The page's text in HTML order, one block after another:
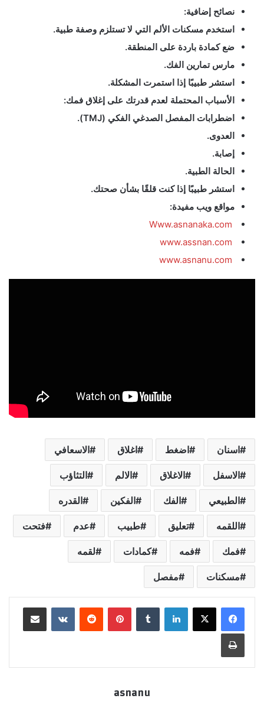
نصائح إضافية:
استخدم مسكنات الألم التي لا تستلزم وصفة طبية.
ضع كمادة باردة على المنطقة.
مارس تمارين الفك.
استشر طبيبًا إذا استمرت المشكلة.
الأسباب المحتملة لعدم قدرتك على إغلاق فمك:
اضطرابات المفصل الصدغي الفكي (TMJ).
العدوى.
إصابة.
الحالة الطبية.
استشر طبيبًا إذا كنت قلقًا بشأن صحتك.
مواقع ويب مفيدة:
Www.asnanaka.com
www.assnan.com
www.asnanu.com
اسنان اضغط اغلاق الاسعافي
الاسفل الاغلاق الالم التثاؤب
الطبيعي الفك الفكين القدره
اللقمه تعليق طبيب عدم فتحت
فمك فمه كمادات لقمه
مسكنات مفصل
لينكدإن بينتيريست مشاركة عبر البريد
طباعة
asnanu